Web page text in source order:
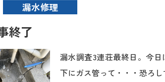
漏水修理
終了
漏水調査3連荘最終日。今
下にガス管って・・・恐ろ